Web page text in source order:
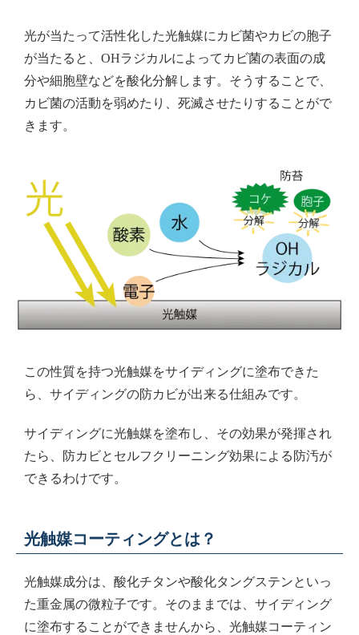
光が当たって活性化した光触媒にカビ菌やカビの胞子
が当たると、OHラジカルによってカビ菌の表面の成
分や細胞壁などを酸化分解します。そうすることで、
カビ菌の活動を弱めたり、死滅させたりすることがで
きます。
この性質を持つ光触媒をサイディングに塗布できた
ら、サイディングの防カビが出来る仕組みです。
サイディングに光触媒を塗布し、その効果が発揮され
たら、防カビとセルフクリーニング効果による防汚が
できるわけです。
光触媒コーティングとは？
光触媒成分は、酸化チタンや酸化タングステンといっ
た重金属の微粒子です。そのままでは、サイディング
に塗布することができませんから、光触媒コーティン